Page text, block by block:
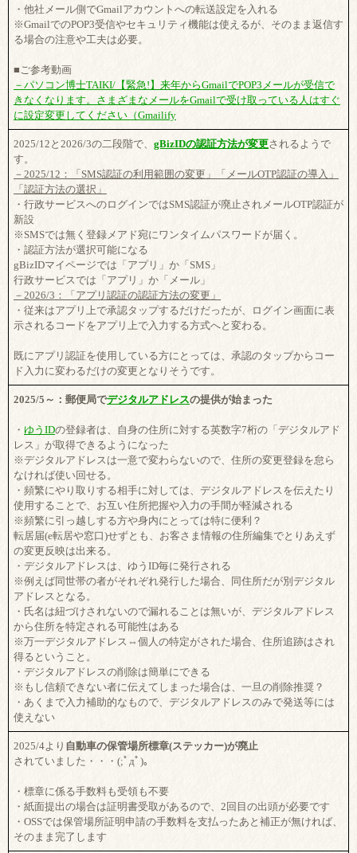
・他社メール側でGmailアカウントへの転送設定を入れる
※GmailでのPOP3受信やセキュリティ機能は使えるが、そのまま返信す
る場合の注意や工夫は必要。
■ご参考動画
－パソコン博士TAIKI/【緊急!】来年からGmailでPOP3メールが受信で
きなくなります。さまざまなメールをGmailで受け取っている人はすぐ
に設定変更してください（Gmailify
2025/12と2026/3の二段階で、 gBizIDの認証方法が変更されるようで
す。
－2025/12：「SMS認証の利用範囲の変更」「メールOTP認証の導入」
「認証方法の選択」
・行政サービスへのログインではSMS認証が廃止されメールOTP認証が
新設
※SMSでは無く登録メアド宛にワンタイムパスワードが届く。
・認証方法が選択可能になる
gBizIDマイページでは「アプリ」か「SMS」
行政サービスでは「アプリ」か「メール」
－2026/3：「アプリ認証の認証方法の変更」
・従来はアプリ上で承認タップするだけだったが、ログイン画面に表
示されるコードをアプリ上で入力する方式へと変わる。
既にアプリ認証を使用している方にとっては、承認のタップからコー
ド入力に変わるだけの変更となりそうです。
2025/5～：郵便局でデジタルアドレスの提供が始まった
・ ゆうIDの登録者は、自身の住所に対する英数字7桁の「デジタルアド
レス」が取得できるようになった
※デジタルアドレスは一意で変わらないので、住所の変更登録を怠ら
なければ使い回せる。
・頻繁にやり取りする相手に対しては、デジタルアドレスを伝えたり
使用することで、お互い住所把握や入力の手間が軽減される
※頻繁に引っ越しする方や身内にとっては特に便利？
転居届(e転居や窓口)せずとも、お客さま情報の住所編集でとりあえず
の変更反映は出来る。
・デジタルアドレスは、ゆうID毎に発行される
※例えば同世帯の者がそれぞれ発行した場合、同住所だが別デジタル
アドレスとなる。
・氏名は紐づけされないので漏れることは無いが、デジタルアドレス
から住所を特定される可能性はある
※万一デジタルアドレス⇔個人の特定がされた場合、住所追跡はされ
得るということ。
・デジタルアドレスの削除は簡単にできる
※もし信頼できない者に伝えてしまった場合は、一旦の削除推奨？
・あくまで入力補助的なもので、デジタルアドレスのみで発送等には
使えない
2025/4より 自動車の保管場所標章(ステッカー)が廃止
されていました・・・(;ﾟдﾟ)。
・標章に係る手数料も受領も不要
・紙面提出の場合は証明書受取があるので、2回目の出頭が必要です
・OSSでは保管場所証明申請の手数料を支払ったあと補正が無ければ、
そのまま完了します